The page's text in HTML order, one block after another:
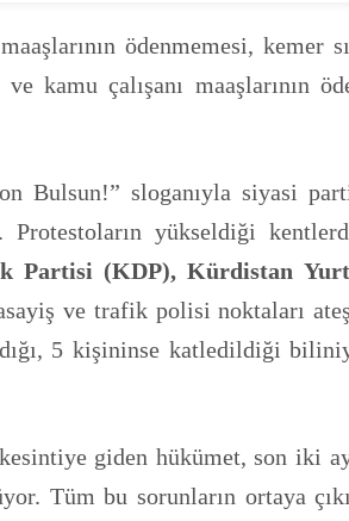
ödenmemesi, kemer
kamu çalışanı maaşlarının
Bulsun!” sloganıyla siyasi
yükseldiği
Partisi (KDP), Kürdistan
ve trafik polisi noktaları
5 kişininse katledildiği
giden hükümet, son iki
Tüm bu sorunların ortaya